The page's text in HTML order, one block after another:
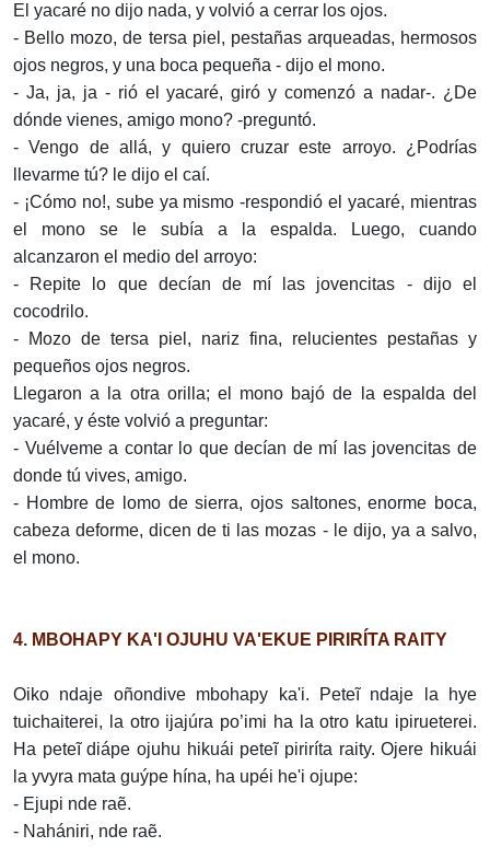
El yacaré no dijo nada, y volvió a cerrar los ojos.
- Bello mozo, de tersa piel, pestañas arqueadas, hermosos
ojos negros, y una boca pequeña - dijo el mono.
- Ja, ja, ja - rió el yacaré, giró y comenzó a nadar-. ¿De
dónde vienes, amigo mono? -preguntó.
- Vengo de allá, y quiero cruzar este arroyo. ¿Podrías
llevarme tú? le dijo el caí.
- ¡Cómo no!, sube ya mismo -respondió el yacaré, mientras
el mono se le subía a la espalda. Luego, cuando
alcanzaron el medio del arroyo:
- Repite lo que decían de mí las jovencitas - dijo el
cocodrilo.
- Mozo de tersa piel, nariz fina, relucientes pestañas y
pequeños ojos negros.
Llegaron a la otra orilla; el mono bajó de la espalda del
yacaré, y éste volvió a preguntar:
- Vuélveme a contar lo que decían de mí las jovencitas de
donde tú vives, amigo.
- Hombre de lomo de sierra, ojos saltones, enorme boca,
cabeza deforme, dicen de ti las mozas - le dijo, ya a salvo,
el mono.
4. MBOHAPY KA'I OJUHU VA'EKUE PIRIRÍTA RAITY
Oiko ndaje oñondive mbohapy ka'i. Peteĩ ndaje la hye
tuichaiterei, la otro ijajúra po’imi ha la otro katu ipirueterei.
Ha peteĩ diápe ojuhu hikuái peteĩ piriríta raity. Ojere hikuái
la yvyra mata guýpe hína, ha upéi he'i ojupe:
- Ejupi nde raẽ.
- Nahániri, nde raẽ.